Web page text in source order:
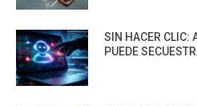
SIN HACER CLIC:
PUEDE